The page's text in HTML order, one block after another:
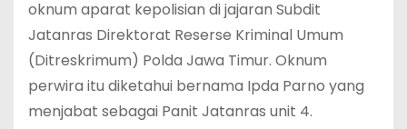
oknum aparat kepolisian di jajaran Subdit
Jatanras Direktorat Reserse Kriminal Umum
(Ditreskrimum) Polda Jawa Timur. Oknum
perwira itu diketahui bernama Ipda Parno yang
menjabat sebagai Panit Jatanras unit 4.